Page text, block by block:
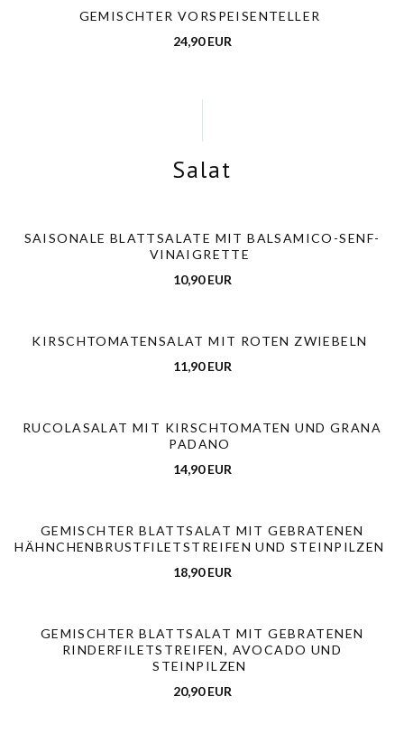
GEMISCHTER VORSPEISENTELLER
24,90 EUR
Salat
SAISONALE BLATTSALATE MIT BALSAMICO-SENF-
VINAIGRETTE
10,90 EUR
KIRSCHTOMATENSALAT MIT ROTEN ZWIEBELN
11,90 EUR
RUCOLASALAT MIT KIRSCHTOMATEN UND GRANA
PADANO
14,90 EUR
GEMISCHTER BLATTSALAT MIT GEBRATENEN
HÄHNCHENBRUSTFILETSTREIFEN UND STEINPILZEN
18,90 EUR
GEMISCHTER BLATTSALAT MIT GEBRATENEN
RINDERFILETSTREIFEN, AVOCADO UND
STEINPILZEN
20,90 EUR